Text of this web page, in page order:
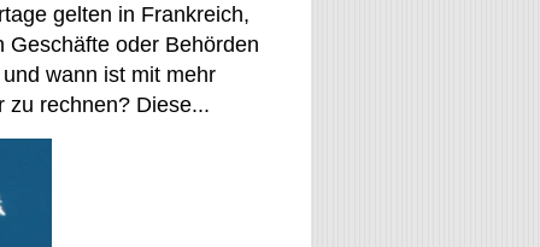
gelten in Frankreich,
Geschäfte oder Behörden
wann ist mit mehr
zu rechnen? Diese...